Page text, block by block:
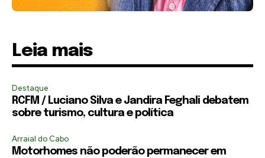
Leia mais
Destaque
RCFM / Luciano Silva e Jandira Feghali debatem
sobre turismo, cultura e política
Arraial do Cabo
Motorhomes não poderão permanecer em